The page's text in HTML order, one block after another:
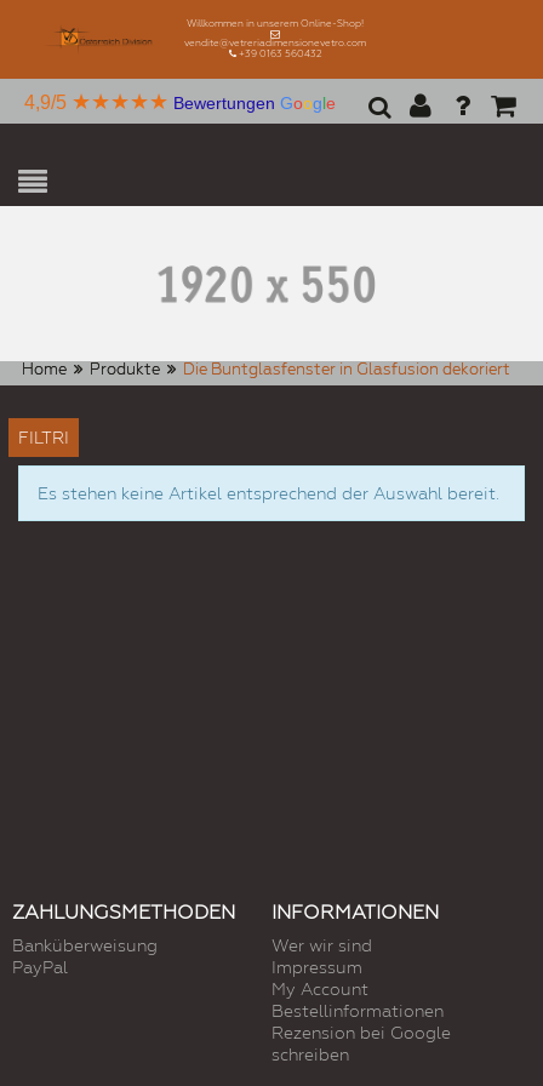
Willkommen in unserem Online-Shop!
vendite@vetreriadimensionevetro.com
+39 0163 560432
4,9/5 ★★★★★ Bewertungen Google
Home Produkte Die Buntglasfenster in Glasfusion dekoriert
FILTRI
Es stehen keine Artikel entsprechend der Auswahl bereit.
ZAHLUNGSMETHODEN
Banküberweisung
PayPal
INFORMATIONEN
Wer wir sind
Impressum
My Account
Bestellinformationen
Rezension bei Google
schreiben